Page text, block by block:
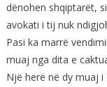
dënohen shqiptarët,
avokati i tij nuk
Pasi ka marrë
muaj nga dita e
Një herë në dy muaj